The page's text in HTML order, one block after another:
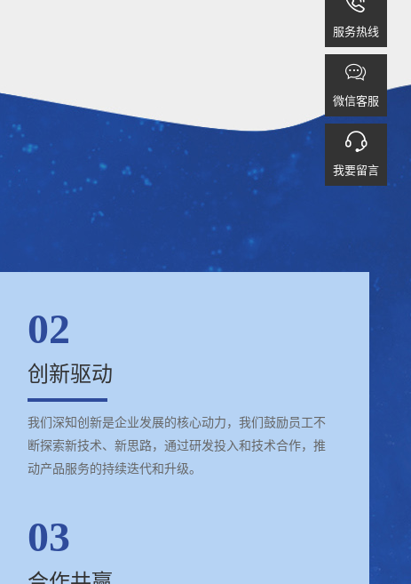
02
创新驱动
我们深知创新是企业发展的核心动力，我们鼓励员工不
断探索新技术、新思路，通过研发投入和技术合作，推
动产品服务的持续迭代和升级。
03
服务热线

微信客服

我要留言